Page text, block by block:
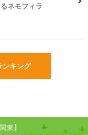
ネモフィラ
ンキング
東】